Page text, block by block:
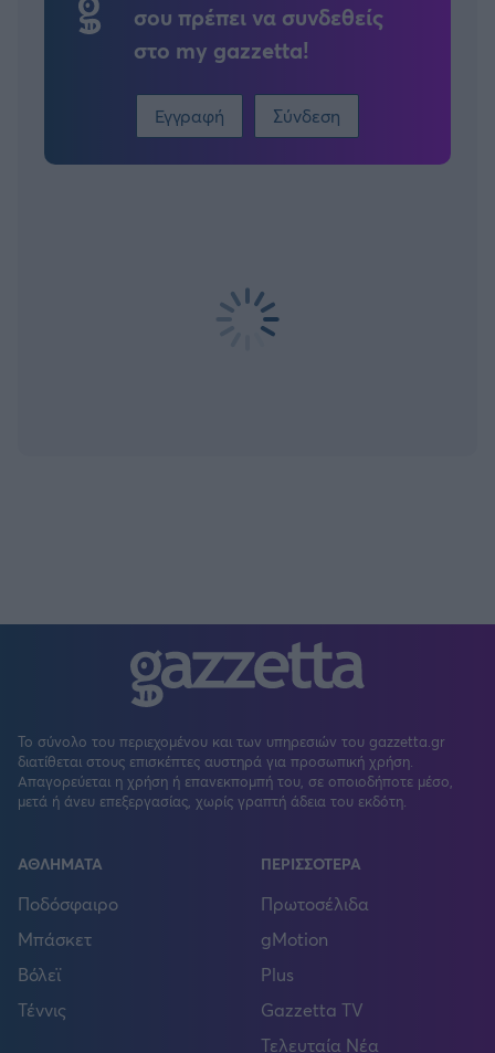
σου πρέπει να συνδεθείς
στο my gazzetta!
Εγγραφή Σύνδεση
Το σύνολο του περιεχομένου και των υπηρεσιών του gazzetta.gr
διατίθεται στους επισκέπτες αυστηρά για προσωπική χρήση.
Απαγορεύεται η χρήση ή επανεκπομπή του, σε οποιοδήποτε μέσο,
μετά ή άνευ επεξεργασίας, χωρίς γραπτή άδεια του εκδότη.
ΑΘΛΗΜΑΤΑ
Ποδόσφαιρο
Μπάσκετ
Βόλεϊ
Τέννις
ΠΕΡΙΣΣΟΤΕΡΑ
Πρωτοσέλιδα
gMotion
Plus
Gazzetta TV
Τελευταία Νέα